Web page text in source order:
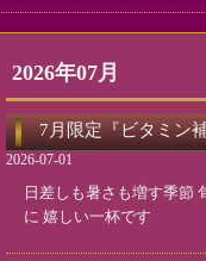
2026年07月
7月限定『ビタミン
2026-07-01
日差しも暑さも増す季節
に 嬉しい一杯です